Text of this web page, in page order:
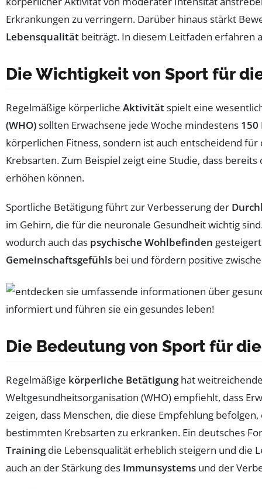
Erkrankungen zu verringern. Darüber hinaus stärkt
Lebensqualität beiträgt. In diesem Leitfaden erfahren
Die Wichtigkeit von Sport für
Regelmäßige körperliche Aktivitätspielt eine
(WHO)sollten Erwachsene jede Woche mindestens
körperlichen Fitness, sondern ist auch entscheidend
Krebsarten. Zum Beispiel zeigt eine Studie, dass
erhöhen können.
Sportliche Betätigung führt zur Verbesserung der
im Gehirn, die für die neuronale Gesundheit wichtig
wodurch auch das psychische Wohlbefinden
Gemeinschaftsgefühls bei und fördern positive
Die Bedeutung von Sport für
Regelmäßige körperliche Betätigunghat
Weltgesundheitsorganisation (WHO) empfiehlt, dass
zeigen, dass Menschen, die diese Empfehlung
bestimmten Krebsarten zu erkranken. Ein deutsches
Trainingdie Lebensqualität erheblich steigern und die
auch an der Stärkung des Immunsystems und der